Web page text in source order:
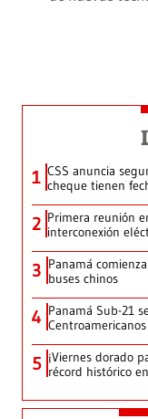
1 CSS anuncia
cheque tienen
2 Primera reunión
interconexión
3 Panamá
buses chinos
4 Panamá Sub-21
5 ¡Viernes dorado
récord histórico